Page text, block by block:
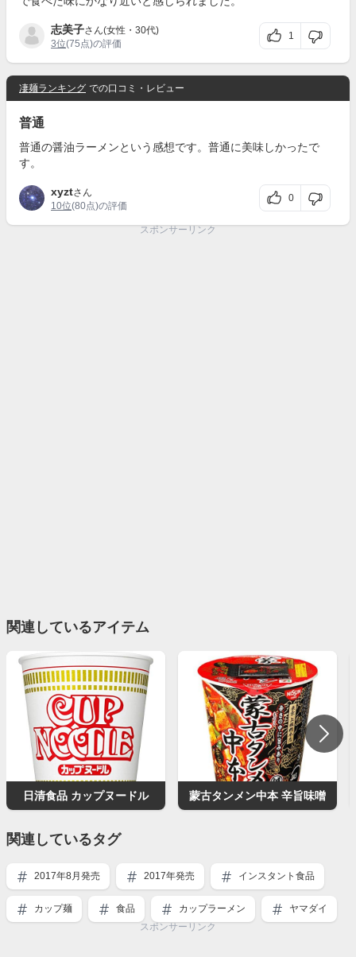
志美子さん(女性・30代)
3位(75点)の評価
1
凄麺ランキング での口コミ・レビュー
普通
普通の醤油ラーメンという感想です。普通に美味しかったで
す。
xyztさん
10位(80点)の評価
0
スポンサーリンク
関連しているアイテム
日清食品 カップヌードル 蒙古タンメン中本 辛旨味噌
関連しているタグ
2017年8月発売 2017年発売 インスタント食品
カップ麺 食品 カップラーメン
ヤマダイ
スポンサーリンク